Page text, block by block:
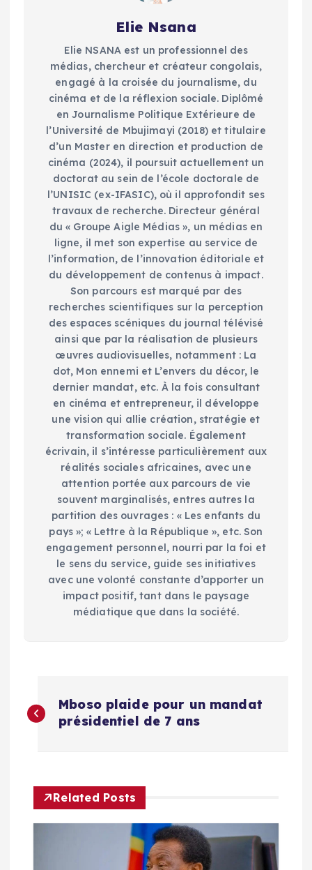
Elie Nsana
Elie NSANA est un professionnel des
médias, chercheur et créateur congolais,
engagé à la croisée du journalisme, du
cinéma et de la réflexion sociale. Diplômé
en Journalisme Politique Extérieure de
l’Université de Mbujimayi (2018) et titulaire
d’un Master en direction et production de
cinéma (2024), il poursuit actuellement un
doctorat au sein de l’école doctorale de
l’UNISIC (ex-IFASIC), où il approfondit ses
travaux de recherche. Directeur général
du « Groupe Aigle Médias », un médias en
ligne, il met son expertise au service de
l’information, de l’innovation éditoriale et
du développement de contenus à impact.
Son parcours est marqué par des
recherches scientifiques sur la perception
des espaces scéniques du journal télévisé
ainsi que par la réalisation de plusieurs
œuvres audiovisuelles, notamment : La
dot, Mon ennemi et L’envers du décor, le
dernier mandat, etc. À la fois consultant
en cinéma et entrepreneur, il développe
une vision qui allie création, stratégie et
transformation sociale. Également
écrivain, il s’intéresse particulièrement aux
réalités sociales africaines, avec une
attention portée aux parcours de vie
souvent marginalisés, entres autres la
partition des ouvrages : « Les enfants du
pays »; « Lettre à la République », etc. Son
engagement personnel, nourri par la foi et
le sens du service, guide ses initiatives
avec une volonté constante d’apporter un
impact positif, tant dans le paysage
médiatique que dans la société.
a
g
Mboso plaide pour un mandat
présidentiel de 7 ans
Related Posts